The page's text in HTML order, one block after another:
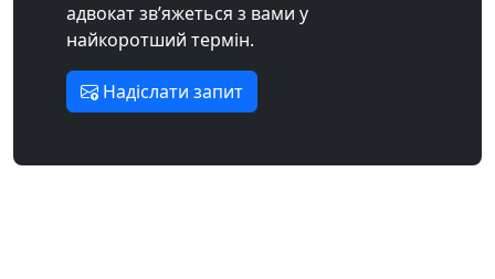
адвокат зв’яжеться з вами у
найкоротший термін.
Надіслати запит